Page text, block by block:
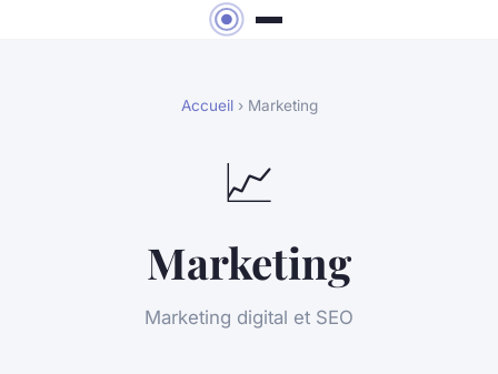
Accueil› Marketing
📈
Marketing
Marketing digital et SEO